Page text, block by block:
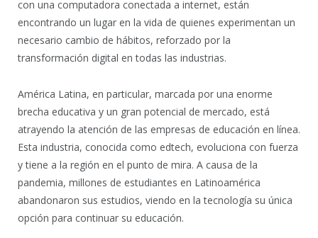
con una computadora conectada a internet, están
encontrando un lugar en la vida de quienes experimentan un
necesario cambio de hábitos, reforzado por la
transformación digital en todas las industrias.
América Latina, en particular, marcada por una enorme
brecha educativa y un gran potencial de mercado, está
atrayendo la atención de las empresas de educación en línea.
Esta industria, conocida como edtech, evoluciona con fuerza
y tiene a la región en el punto de mira. A causa de la
pandemia, millones de estudiantes en Latinoamérica
abandonaron sus estudios, viendo en la tecnología su única
opción para continuar su educación.